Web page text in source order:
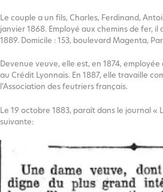
Le couple a un fils, Charles, Ferdinand,
janvier 1868. Employé aux chemins de fer, il
1889. Domicile : 153, boulevard Magenta,
Devenue veuve, elle est, en 1874,
au Crédit Lyonnais. En 1887, elle travaille
l’Association des feutriers français.
Le 19 octobre 1883, paraît dans le journal «
suivante: